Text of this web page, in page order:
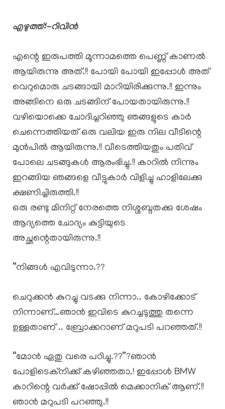
എഴുത്ത്:-റിവിൻ
എന്റെ ഇരുപത്തി മൂന്നാമത്തെ പെണ്ണ് കാണൽ
ആയിരുന്നു അത്.!! പോയി പോയി ഇപ്പോൾ അത്
വെറുമൊരു ചടങ്ങായി മാറിയിരിക്കുന്നു.!! ഇന്നും
അങ്ങിനെ ഒരു ചടങ്ങിന് പോയതായിരുന്നു.!!
വഴിയൊക്കെ ചോദിച്ചറിഞ്ഞു ഞങ്ങളുടെ കാർ
ചെന്നെത്തിയത് ഒരു വലിയ ഇരു നില വീടിന്റെ
മുൻപിൽ ആയിരുന്നു.!! വീടെത്തിയതും പതിവ്
പോലെ ചടങ്ങുകൾ ആരംഭിച്ചു.!! കാറിൽ നിന്നും
ഇറങ്ങിയ ഞങ്ങളെ വീട്ടുകാർ വിളിച്ചു ഹാളിലേക്കു
ക്ഷണിച്ചിരുത്തി.!!
ഒരു രണ്ടു മിനിറ്റ് നേരത്തെ നിശ്ശബ്ദതക്കു ശേഷം
ആദ്യത്തെ ചോദ്യം കുട്ടിയുടെ
അച്ഛന്റെതായിരുന്നു.!!
“നിങ്ങൾ എവിടുന്നാ.??
ചെറുക്കൻ കുറച്ചു വടക്കു നിന്നാ.. കോഴിക്കോട്
നിന്നാണ്…ഞാൻ ഇവിടെ കുറച്ചടുത്തു തന്നെ
ഉള്ളതാണ് .. ബ്രോക്കറാണ് മറുപടി പറഞ്ഞത്.!!
“മോൻ ഏതു വരെ പഠിച്ചു.??”?ഞാൻ
പോളിടെക്‌നിക്ക് കഴിഞ്ഞതാ.! ഇപ്പോൾ BMW
കാറിന്റെ വർക്ക് ഷോപ്പിൽ മെക്കാനിക് ആണ്.!!
ഞാൻ മറുപടി പറഞ്ഞു.!!